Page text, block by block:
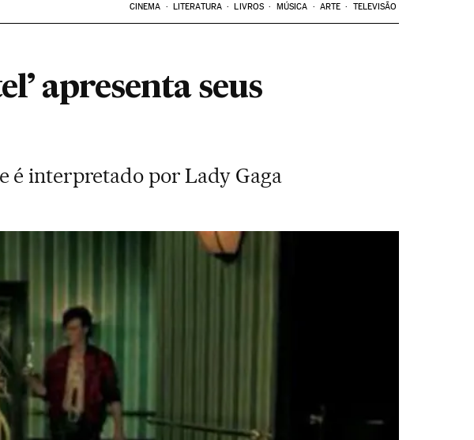
CINEMA LITERATURA LIVROS MÚSICA ARTE TELEVISÃO
apresenta seus
é interpretado por Lady Gaga